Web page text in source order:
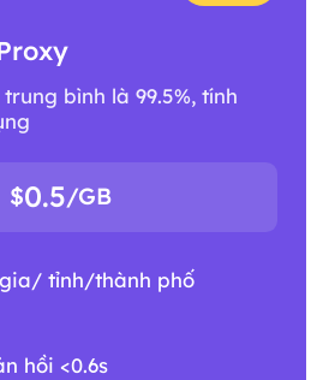
bình là 99.5%, tính
$0.5/GB
tỉnh/thành phố
hồi <0.6s